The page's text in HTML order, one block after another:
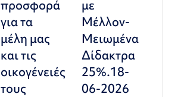
προσφορά
για τα
μέλη μας
και τις
οικογένειές
τους
με
Μέλλον-
Μειωμένα
Δίδακτρα
25%.18-
06-2026